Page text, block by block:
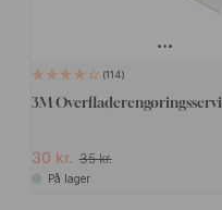
114
3M
30 kr. 35 kr.
På lager